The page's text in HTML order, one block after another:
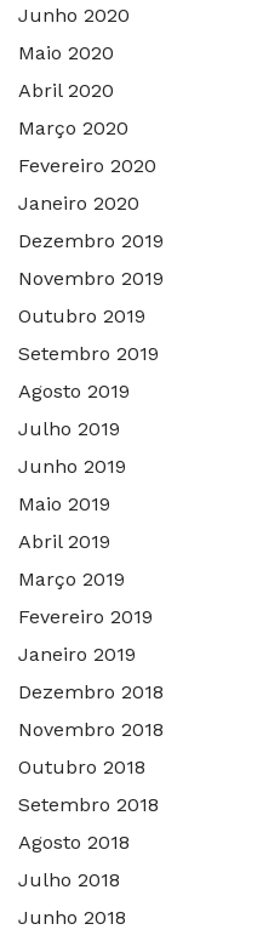
Junho 2020
Maio 2020
Abril 2020
Março 2020
Fevereiro 2020
Janeiro 2020
Dezembro 2019
Novembro 2019
Outubro 2019
Setembro 2019
Agosto 2019
Julho 2019
Junho 2019
Maio 2019
Abril 2019
Março 2019
Fevereiro 2019
Janeiro 2019
Dezembro 2018
Novembro 2018
Outubro 2018
Setembro 2018
Agosto 2018
Julho 2018
Junho 2018